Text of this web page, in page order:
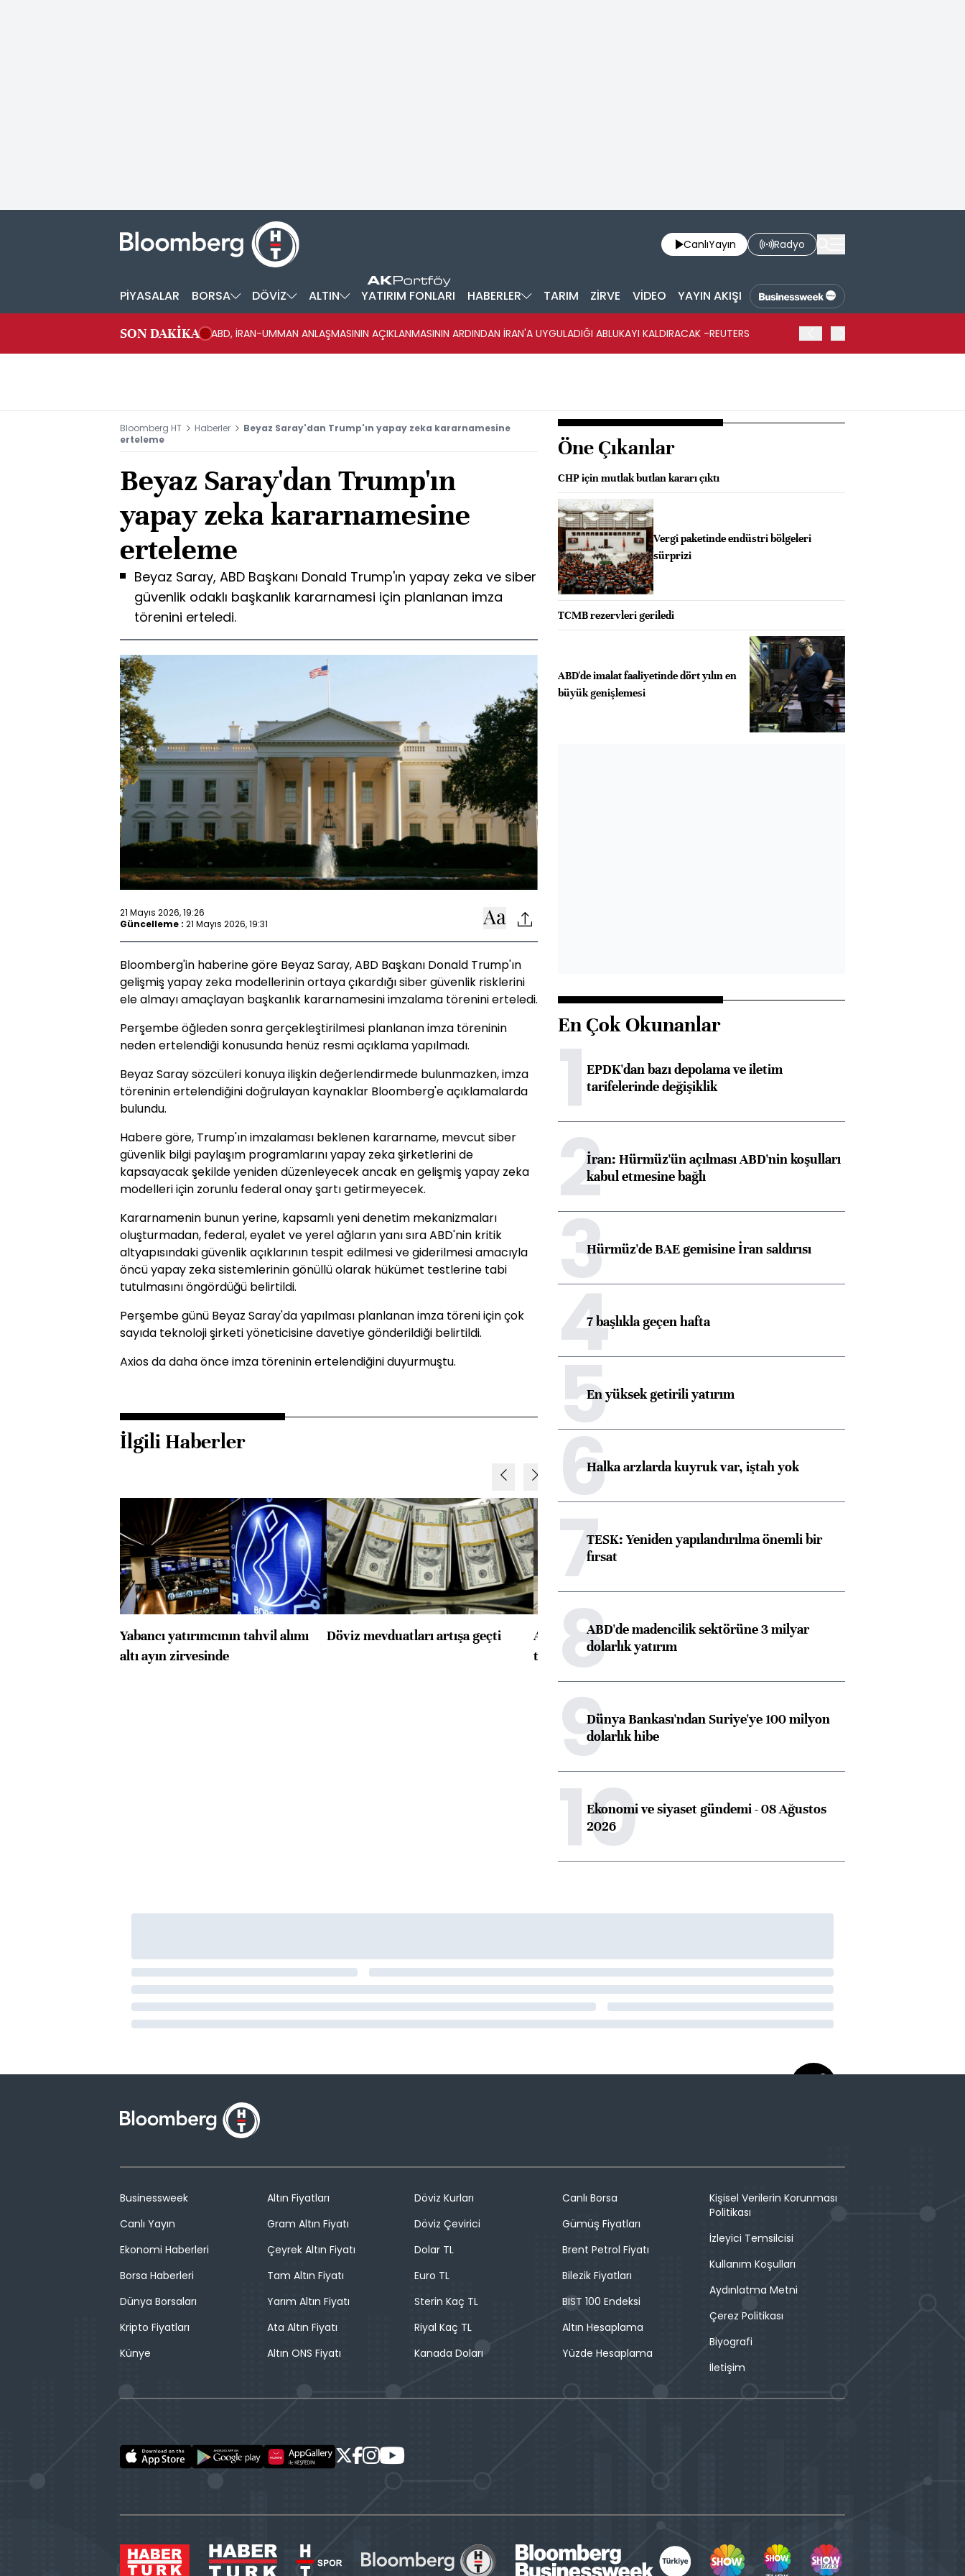
CanlıYayın Radyo
PİYASALAR BORSA DÖVİZ ALTIN YATIRIM FONLARI HABERLER TARIM ZİRVE VİDEO YAYIN AKIŞI
SON DAKİKA ABD, İRAN-UMMAN ANLAŞMASININ AÇIKLANMASININ ARDINDAN İRAN'A UYGULADIĞI ABLUKAYI KALDIRACAK -REUTERS
Bloomberg HT Haberler
Beyaz Saray'dan Trump'ın yapay zeka kararnamesine
erteleme
Beyaz Saray'dan Trump'ın
yapay zeka kararnamesine
erteleme
Beyaz Saray, ABD Başkanı Donald Trump'ın yapay zeka ve siber
güvenlik odaklı başkanlık kararnamesi için planlanan imza
törenini erteledi.
21 Mayıs 2026, 19:26
Güncelleme : 21 Mayıs 2026, 19:31
Bloomberg'in haberine göre Beyaz Saray, ABD Başkanı Donald Trump'ın
gelişmiş yapay zeka modellerinin ortaya çıkardığı siber güvenlik risklerini
ele almayı amaçlayan başkanlık kararnamesini imzalama törenini erteledi.
Perşembe öğleden sonra gerçekleştirilmesi planlanan imza töreninin
neden ertelendiği konusunda henüz resmi açıklama yapılmadı.
Beyaz Saray sözcüleri konuya ilişkin değerlendirmede bulunmazken, imza
töreninin ertelendiğini doğrulayan kaynaklar Bloomberg'e açıklamalarda
bulundu.
Habere göre, Trump'ın imzalaması beklenen kararname, mevcut siber
güvenlik bilgi paylaşım programlarını yapay zeka şirketlerini de
kapsayacak şekilde yeniden düzenleyecek ancak en gelişmiş yapay zeka
modelleri için zorunlu federal onay şartı getirmeyecek.
Kararnamenin bunun yerine, kapsamlı yeni denetim mekanizmaları
oluşturmadan, federal, eyalet ve yerel ağların yanı sıra ABD'nin kritik
altyapısındaki güvenlik açıklarının tespit edilmesi ve giderilmesi amacıyla
öncü yapay zeka sistemlerinin gönüllü olarak hükümet testlerine tabi
tutulmasını öngördüğü belirtildi.
Perşembe günü Beyaz Saray'da yapılması planlanan imza töreni için çok
sayıda teknoloji şirketi yöneticisine davetiye gönderildiği belirtildi.
Axios da daha önce imza töreninin ertelendiğini duyurmuştu.
İlgili Haberler
Yabancı yatırımcının tahvil alımı
altı ayın zirvesinde
Döviz mevduatları artışa geçti
ABD'de konut başlangıçları
toparlandı
konusunda Unicredit ile
Öne Çıkanlar
CHP için mutlak butlan kararı çıktı
Vergi paketinde endüstri bölgeleri
sürprizi
TCMB rezervleri geriledi
ABD'de imalat faaliyetinde dört yılın en
büyük genişlemesi
En Çok Okunanlar
1EPDK'dan bazı depolama ve iletim
tarifelerinde değişiklik
2İran: Hürmüz'ün açılması ABD'nin koşulları
kabul etmesine bağlı
3Hürmüz'de BAE gemisine İran saldırısı
47 başlıkla geçen hafta
5En yüksek getirili yatırım
6Halka arzlarda kuyruk var, iştah yok
7TESK: Yeniden yapılandırılma önemli bir
fırsat
8ABD'de madencilik sektörüne 3 milyar
dolarlık yatırım
9Dünya Bankası'ndan Suriye'ye 100 milyon
dolarlık hibe
10
Ekonomi ve siyaset gündemi - 08 Ağustos
2026
Businessweek
Canlı Yayın
Ekonomi Haberleri
Borsa Haberleri
Dünya Borsaları
Kripto Fiyatları
Künye
Altın Fiyatları
Gram Altın Fiyatı
Çeyrek Altın Fiyatı
Tam Altın Fiyatı
Yarım Altın Fiyatı
Ata Altın Fiyatı
Altın ONS Fiyatı
Döviz Kurları
Döviz Çevirici
Dolar TL
Euro TL
Sterin Kaç TL
Riyal Kaç TL
Kanada Doları
Canlı Borsa
Gümüş Fiyatları
Brent Petrol Fiyatı
Bilezik Fiyatları
BIST 100 Endeksi
Altın Hesaplama
Yüzde Hesaplama
Kişisel Verilerin Korunması
Politikası
İzleyici Temsilcisi
Kullanım Koşulları
Aydınlatma Metni
Çerez Politikası
Biyografi
İletişim